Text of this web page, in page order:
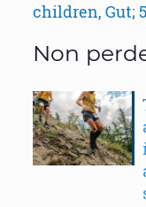
children, Gut;
Non